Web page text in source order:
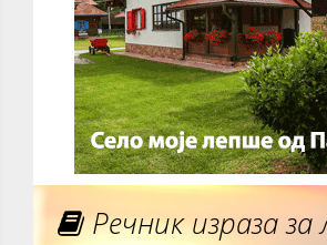
Речник израза за